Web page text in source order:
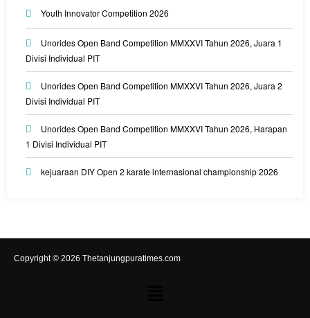
Youth Innovator Competition 2026
Unorides Open Band Competition MMXXVI Tahun 2026, Juara 1
Divisi Individual PIT
Unorides Open Band Competition MMXXVI Tahun 2026, Juara 2
Divisi Individual PIT
Unorides Open Band Competition MMXXVI Tahun 2026, Harapan
1 Divisi Individual PIT
kejuaraan DIY Open 2 karate internasional championship 2026
Copyright © 2026 Thetanjungpuratimes.com